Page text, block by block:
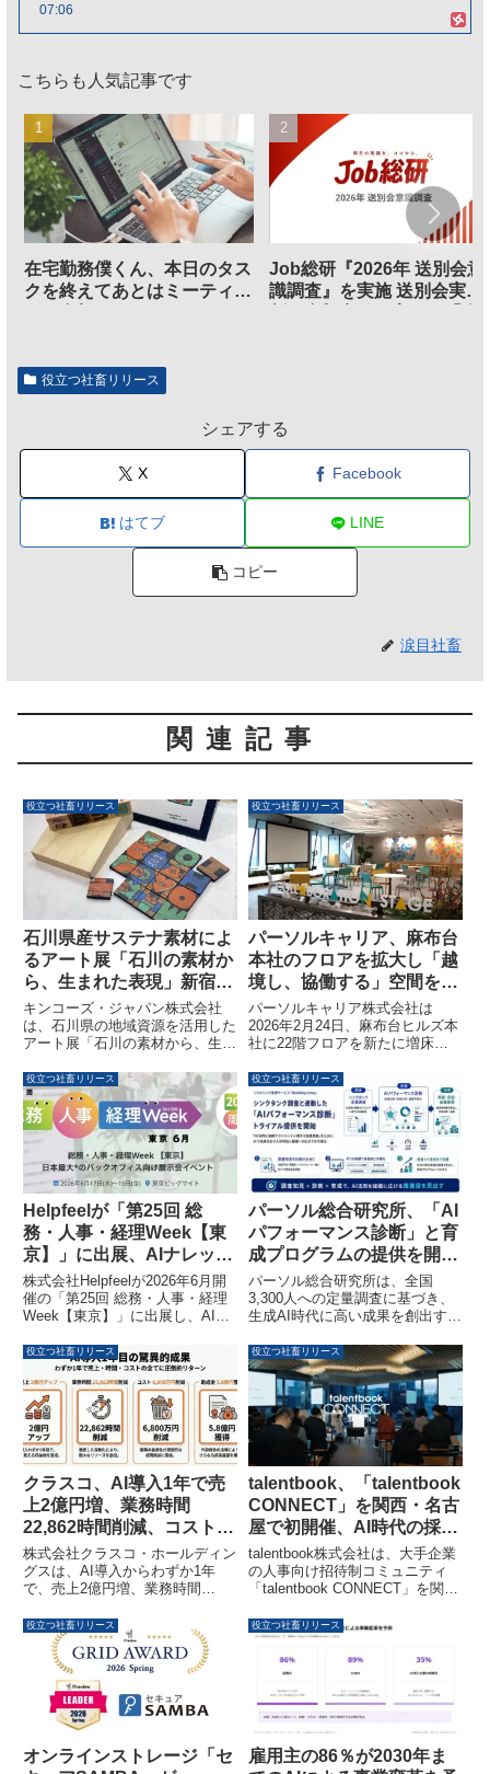
07:06
こちらも人気記事です
在宅勤務僕くん、本日のタス
クを終えてあとはミーティン
Job総研『2026年 送別会意
識調査』を実施 送別会実施
役立つ社畜リリース
シェアする
X Facebook
はてブ LINE
コピー
涙目社畜
関連記事
役立つ社畜リリース
石川県産サステナ素材によ
るアート展「石川の素材か
ら、生まれた表現」新宿で
開催
キンコーズ・ジャパン株式会社
は、石川県の地域資源を活用した
アート展「石川の素材から、生ま
22日までツクル・ワーク新宿セ
ンタービル店で開催します。石川
県出身アーティスト・饅頭
VERY MUCH氏が、加賀杉の端材
や再生紙「おきあがみ」などを用
いて、地域資源が新たな表現へと
生まれ変わるプロセスをアートで
発信します。
役立つ社畜リリース
パーソルキャリア、麻布台
本社のフロアを拡大し「越
境し、協働する」空間を新
設しました
パーソルキャリア株式会社は
2026年2月24日、麻布台ヒルズ本
社に22階フロアを新たに増床し
は「越境し、協働する」をテーマ
に、部署や職種を超えた連携と共
創を促すコラボレーションエリア
やイベントゾーンが設けられてい
ます。
役立つ社畜リリース
Helpfeelが「第25回 総
務・人事・経理Week【東
京】」に出展、AIナレッジ
データプラットフォームを
紹介
株式会社Helpfeelが2026年6月開
催の「第25回 総務・人事・経理
Week【東京】」に出展し、AIナ
通じて企業知識の可視化と高度な
AI活用を推進することを発表しま
した。
役立つ社畜リリース
パーソル総合研究所、「AI
パフォーマンス診断」と育
成プログラムの提供を開始
—AI活用の成果差は最大
3.6倍に
パーソル総合研究所は、全国
3,300人への定量調査に基づき、
生成AI時代に高い成果を創出する
ォーマンス診断」のトライアル提
供を開始しました。これと合わせ
て、AI環境のハイパフォーマー育
成を体系立てた学習プログラムも
開発。AI活用を仕組み化し組織に
広げる推進役の存在が、成果に最
大3.6倍の差を生むことが明らか
になっています。
役立つ社畜リリース
クラスコ、AI導入1年で売
上2億円増、業務時間
22,862時間削減、コスト
6,800万円削減を実現
株式会社クラスコ・ホールディン
グスは、AI導入からわずか1年
で、売上2億円増、業務時間
円削減、さらに助成金5.8億円獲
得という成果を達成しました。全
社的なAI活用により、生産性向上
と業務効率化を推進しています。
役立つ社畜リリース
talentbook、「talentbook
CONNECT」を関西・名古
屋で初開催、AI時代の採用
ナレッジを共有
talentbook株式会社は、大手企業
の人事向け招待制コミュニティ
「talentbook CONNECT」を関西
ます。2026年7月23日には島津製
作所とタイズが、8月20日には豊
田通商とアイシンが登壇し、AI時
代の採用ナレッジを共有するセッ
ションと交流会を実施します。
役立つ社畜リリース
オンラインストレージ「セ
役立つ社畜リリース
雇用主の86％が2030年ま